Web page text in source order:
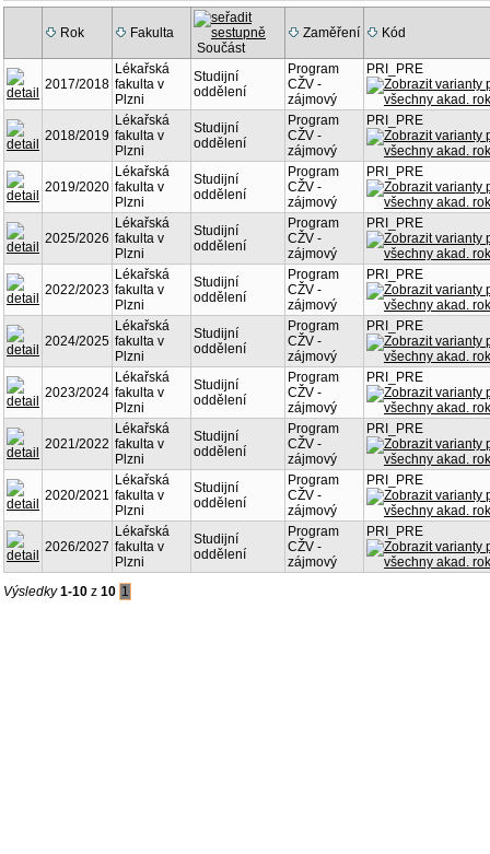
Rok
Fakulta
Součást
Zaměření Kód
2017/2018
Lékařská
fakulta v
Plzni
Studijní
oddělení
Program
CŽV -
zájmový
PRI_PRE
2018/2019
Lékařská
fakulta v
Plzni
Studijní
oddělení
Program
CŽV -
zájmový
PRI_PRE
2019/2020
Lékařská
fakulta v
Plzni
Studijní
oddělení
Program
CŽV -
zájmový
PRI_PRE
2025/2026
Lékařská
fakulta v
Plzni
Studijní
oddělení
Program
CŽV -
zájmový
PRI_PRE
2022/2023
Lékařská
fakulta v
Plzni
Studijní
oddělení
Program
CŽV -
zájmový
PRI_PRE
2024/2025
Lékařská
fakulta v
Plzni
Studijní
oddělení
Program
CŽV -
zájmový
PRI_PRE
2023/2024
Lékařská
fakulta v
Plzni
Studijní
oddělení
Program
CŽV -
zájmový
PRI_PRE
2021/2022
Lékařská
fakulta v
Plzni
Studijní
oddělení
Program
CŽV -
zájmový
PRI_PRE
2020/2021
Lékařská
fakulta v
Plzni
Studijní
oddělení
Program
CŽV -
zájmový
PRI_PRE
2026/2027
Lékařská
fakulta v
Plzni
Studijní
oddělení
Program
CŽV -
zájmový
PRI_PRE
Výsledky1-10 z 10 1